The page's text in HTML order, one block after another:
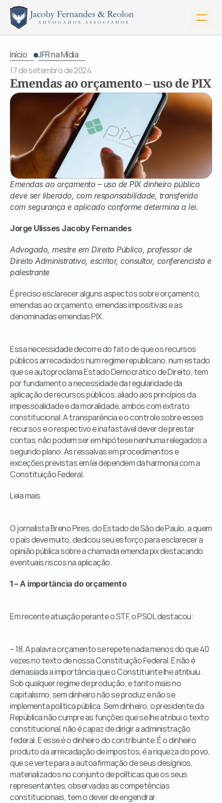
Início
Sobre Nós
Órgãos Públicos
Mídia
Fale Conosco
Início
JFR na Mídia
17 de setembro de 2024
Emendas ao orçamento – uso de PIX
Emendas ao orçamento – uso de PIX dinheiro público
deve ser liberado, com responsabilidade, transferido
com segurança e aplicado conforme determina a lei.
Jorge Ulisses Jacoby Fernandes
Advogado, mestre em Direito Público, professor de
Direito Administrativo, escritor, consultor, conferencista e
palestrante
É preciso esclarecer alguns aspectos sobre orçamento,
emendas ao orçamento, emendas impositivas e as
denominadas emendas PIX.
Essa necessidade decorre do fato de que os recursos
públicos arrecadados num regime republicano, num estado
que se autoproclama Estado Democrático de Direito, tem
por fundamento a necessidade da regularidade da
aplicação de recursos públicos, aliado aos princípios da
impessoalidade e da moralidade, ambos com extrato
constitucional. A transparência e o controle sobre esses
recursos e o respectivo e inafastável dever de prestar
contas, não podem ser em hipótese nenhuma relegados a
segundo plano. As ressalvas em procedimentos e
exceções previstas em lei dependem da harmonia com a
Constituição Federal.
Leia mais
O jornalista Breno Pires, do Estado de São de Paulo, a quem
o país deve muito, dedicou seu esforço para esclarecer a
opinião pública sobre a chamada emenda pix destacando
eventuais riscos na aplicação.
1 – A importância do orçamento
Em recente atuação perante o STF, o PSOL destacou:
– 18. A palavra orçamento se repete nada menos do que 40
vezes no texto de nossa Constituição Federal. E não é
demasiada a importância que o Constituinte lhe atribuiu.
Sob qualquer regime de produção, e tanto mais no
capitalismo, sem dinheiro não se produz e não se
implementa política pública. Sem dinheiro, o presidente da
República não cumpre as funções que se lhe atribui o texto
constitucional, não é capaz de dirigir a administração
federal. E esse é o dinheiro do contribuinte. É o dinheiro
produto da arrecadação de impostos, é a riqueza do povo,
que se verte para a autoafirmação de seus desígnios,
materializados no conjunto de políticas que os seus
representantes, observadas as competências
constitucionais, tem o dever de engendrar.